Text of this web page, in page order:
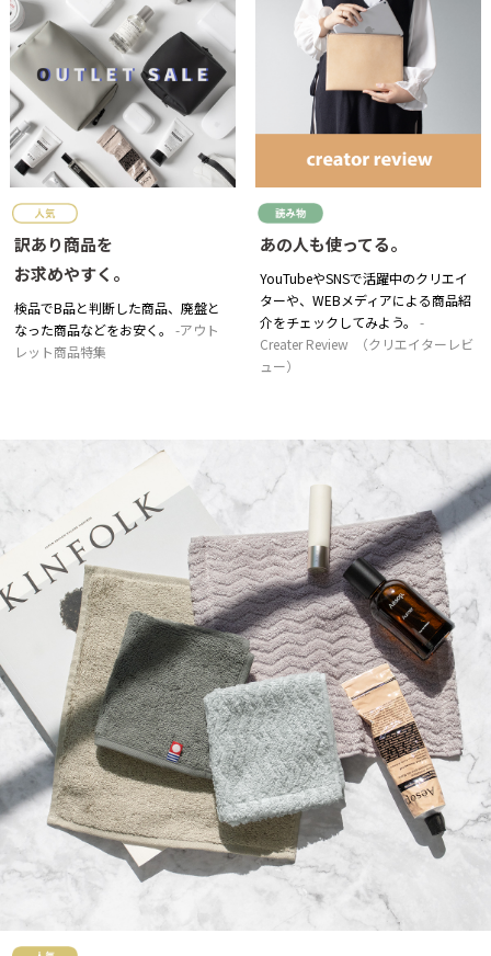
訳あり商品を
お求めやすく。
検品でB品と判断した商品、廃盤と
なった商品などをお安く。 アウト
レット商品特集
あの人も使ってる。
YouTubeやSNSで活躍中のクリエイ
ターや、WEBメディアによる商品紹
介をチェックしてみよう。
Creater Review （クリエイターレビ
ュー）